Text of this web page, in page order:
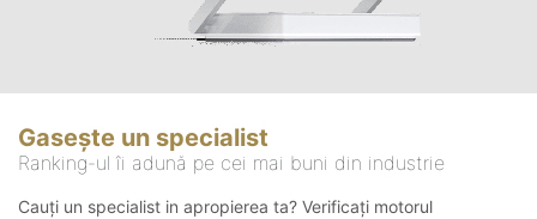
Gasește un specialist
Ranking-ul îi adună pe cei mai buni din industrie
Cauți un specialist in apropierea ta? Verificați motorul